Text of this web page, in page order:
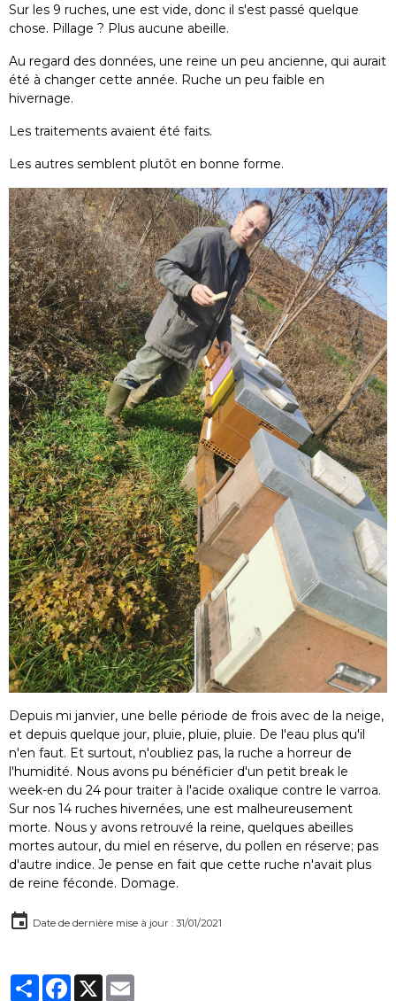
Sur les 9 ruches, une est vide, donc il s'est passé quelque
chose. Pillage ? Plus aucune abeille.
Au regard des données, une reine un peu ancienne, qui aurait
été à changer cette année. Ruche un peu faible en
hivernage.
Les traitements avaient été faits.
Les autres semblent plutôt en bonne forme.
Depuis mi janvier, une belle période de frois avec de la neige,
et depuis quelque jour, pluie, pluie, pluie. De l'eau plus qu'il
n'en faut. Et surtout, n'oubliez pas, la ruche a horreur de
l'humidité. Nous avons pu bénéficier d'un petit break le
week-en du 24 pour traiter à l'acide oxalique contre le varroa.
Sur nos 14 ruches hivernées, une est malheureusement
morte. Nous y avons retrouvé la reine, quelques abeilles
mortes autour, du miel en réserve, du pollen en réserve; pas
d'autre indice. Je pense en fait que cette ruche n'avait plus
de reine féconde. Domage.
Date de dernière mise à jour : 31/01/2021
PartagerFacebook
X